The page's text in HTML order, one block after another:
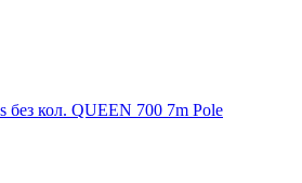
кол. QUEEN 700 7m Pole